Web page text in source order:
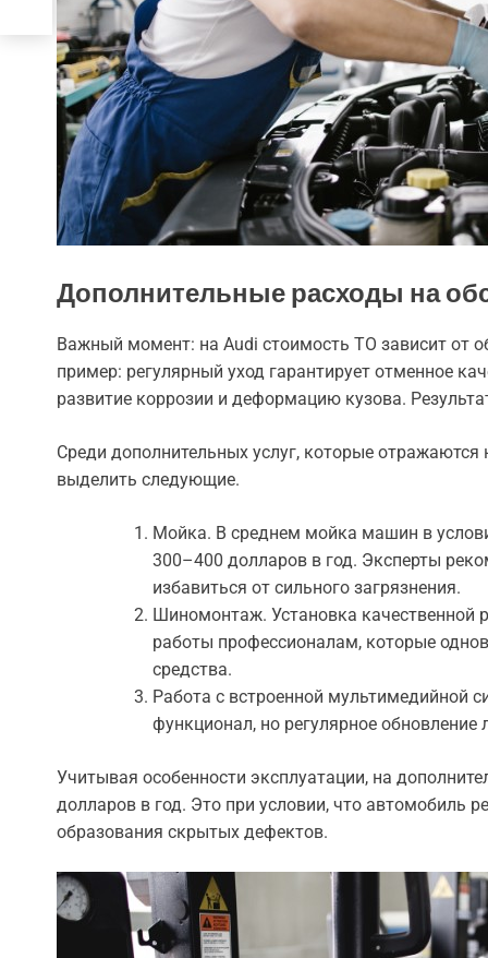
Дополнительные расходы на
Важный момент: на Audi стоимость ТО зависит от
пример: регулярный уход гарантирует отменное
развитие коррозии и деформацию кузова.
Среди дополнительных услуг, которые
выделить следующие.
Мойка. В среднем мойка машин в
300–400 долларов в год. Эксперты
избавиться от сильного загрязнения.
Шиномонтаж. Установка качественной
работы профессионалам, которые
средства.
Работа с встроенной мультимедийной
функционал, но регулярное обновление
Учитывая особенности эксплуатации, на
долларов в год. Это при условии, что автомобиль
образования скрытых дефектов.